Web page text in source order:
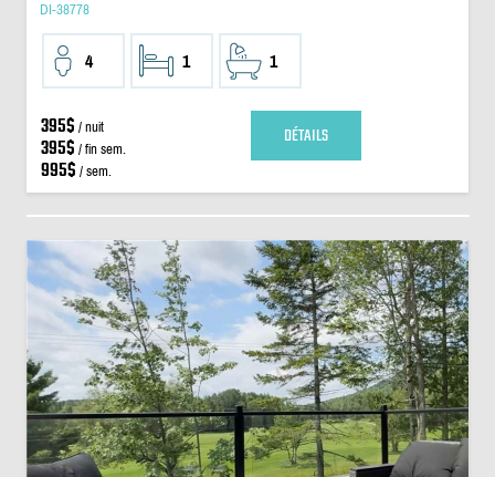
DI-38778
4 1 1
395$ / nuit
395$ / fin sem.
995$ / sem.
DÉTAILS